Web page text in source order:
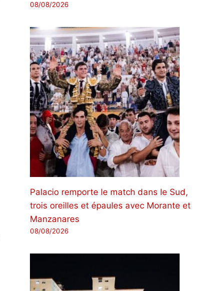
08/08/2026
Palacio remporte le match dans le Sud,
trois oreilles et épaules avec Morante et
Manzanares
08/08/2026